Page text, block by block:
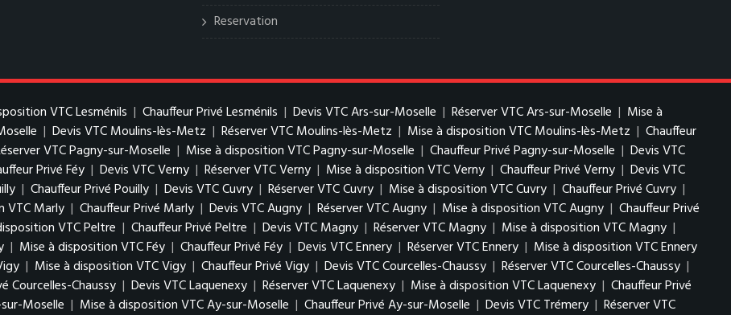
Reservation
VTC Lesménils | Chauffeur Privé Lesménils | Devis VTC Ars-sur-Moselle | Réserver VTC Ars-sur-Moselle | Mise à
| Devis VTC Moulins-lès-Metz | Réserver VTC Moulins-lès-Metz | Mise à disposition VTC Moulins-lès-Metz | Chauffeur
VTC Pagny-sur-Moselle | Mise à disposition VTC Pagny-sur-Moselle | Chauffeur Privé Pagny-sur-Moselle | Devis VTC
Privé Féy | Devis VTC Verny | Réserver VTC Verny | Mise à disposition VTC Verny | Chauffeur Privé Verny | Devis VTC
| Chauffeur Privé Pouilly | Devis VTC Cuvry | Réserver VTC Cuvry | Mise à disposition VTC Cuvry | Chauffeur Privé Cuvry |
VTC Marly | Chauffeur Privé Marly | Devis VTC Augny | Réserver VTC Augny | Mise à disposition VTC Augny | Chauffeur Privé
VTC Peltre | Chauffeur Privé Peltre | Devis VTC Magny | Réserver VTC Magny | Mise à disposition VTC Magny |
| Mise à disposition VTC Féy | Chauffeur Privé Féy | Devis VTC Ennery | Réserver VTC Ennery | Mise à disposition VTC Ennery
| Mise à disposition VTC Vigy | Chauffeur Privé Vigy | Devis VTC Courcelles-Chaussy | Réserver VTC Courcelles-Chaussy |
Courcelles-Chaussy | Devis VTC Laquenexy | Réserver VTC Laquenexy | Mise à disposition VTC Laquenexy | Chauffeur Privé
Moselle | Mise à disposition VTC Ay-sur-Moselle | Chauffeur Privé Ay-sur-Moselle | Devis VTC Trémery | Réserver VTC